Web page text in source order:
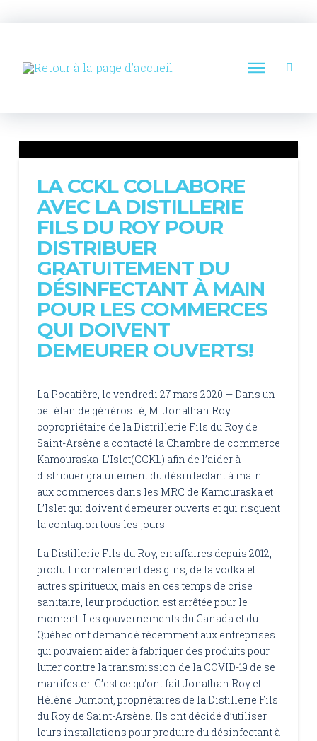
LA CCKL COLLABORE
AVEC LA DISTILLERIE
FILS DU ROY POUR
DISTRIBUER
GRATUITEMENT DU
DÉSINFECTANT À MAIN
POUR LES COMMERCES
QUI DOIVENT
DEMEURER OUVERTS!
La Pocatière, le vendredi 27 mars 2020 — Dans un
bel élan de générosité, M. Jonathan Roy
copropriétaire de la Distrillerie Fils du Roy de
Saint-Arsène a contacté la Chambre de commerce
Kamouraska-L’Islet(CCKL) afin de l’aider à
distribuer gratuitement du désinfectant à main
aux commerces dans les MRC de Kamouraska et
L’Islet qui doivent demeurer ouverts et qui risquent
la contagion tous les jours.
La Distillerie Fils du Roy, en affaires depuis 2012,
produit normalement des gins, de la vodka et
autres spiritueux, mais en ces temps de crise
sanitaire, leur production est arrêtée pour le
moment. Les gouvernements du Canada et du
Québec ont demandé récemment aux entreprises
qui pouvaient aider à fabriquer des produits pour
lutter contre la transmission de la COVID-19 de se
manifester. C’est ce qu’ont fait Jonathan Roy et
Hélène Dumont, propriétaires de la Distillerie Fils
du Roy de Saint-Arsène. Ils ont décidé d’utiliser
leurs installations pour produire du désinfectant à